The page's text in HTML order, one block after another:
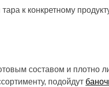
к конкретному
составом и плотно
подойдут